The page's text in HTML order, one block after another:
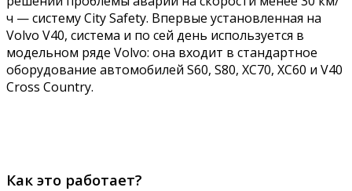
ч — систему City Safety. Впервые установленная на
Volvo V40, система и по сей день используется в
модельном ряде Volvo: она входит в стандартное
оборудование автомобилей S60, S80, XC70, XC60 и V40
Cross Country.
Как это работает?